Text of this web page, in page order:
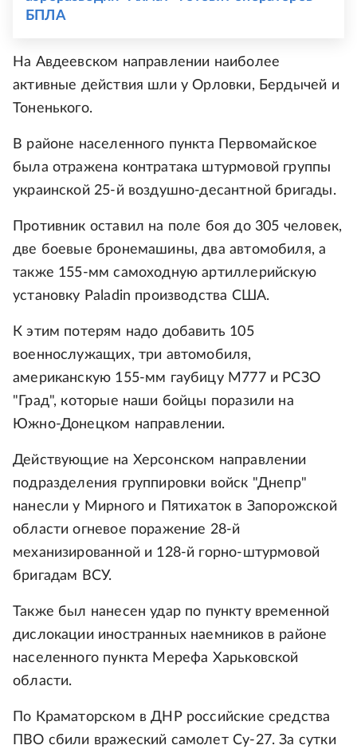
БПЛА
На Авдеевском направлении наиболее
активные действия шли у Орловки, Бердычей и
Тоненького.
В районе населенного пункта Первомайское
была отражена контратака штурмовой группы
украинской 25-й воздушно-десантной бригады.
Противник оставил на поле боя до 305 человек,
две боевые бронемашины, два автомобиля, а
также 155-мм самоходную артиллерийскую
установку Paladin производства США.
К этим потерям надо добавить 105
военнослужащих, три автомобиля,
американскую 155-мм гаубицу М777 и РСЗО
"Град", которые наши бойцы поразили на
Южно-Донецком направлении.
Действующие на Херсонском направлении
подразделения группировки войск "Днепр"
нанесли у Мирного и Пятихаток в Запорожской
области огневое поражение 28-й
механизированной и 128-й горно-штурмовой
бригадам ВСУ.
Также был нанесен удар по пункту временной
дислокации иностранных наемников в районе
населенного пункта Мерефа Харьковской
области.
По Краматорском в ДНР российские средства
ПВО сбили вражеский самолет Су-27. За сутки